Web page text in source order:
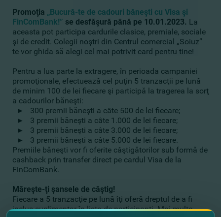
Promoţia „Bucură-te de cadouri băneşti cu Visa şi
FinComBank!” se desfăşură până pe 10.01.2023. La
aceasta pot participa cardurile clasice, premiale, sociale
şi de credit. Colegii noştri din Centrul comercial „Soiuz”
te vor ghida să alegi cel mai potrivit card pentru tine!
Pentru a lua parte la extragere, în perioada campaniei
promoţionale, efectuează cel puţin 5 tranzacţii pe lună
de minim 100 de lei fiecare şi participă la tragerea la sorţ
a cadourilor băneşti:
►
300 premii băneşti a câte 500 de lei fiecare;
►
3 premii băneşti a câte 1.000 de lei fiecare;
►
3 premii băneşti a câte 3.000 de lei fiecare;
►
3 premii băneşti a câte 5.000 de lei fiecare.
Premiile băneşti vor fi oferite câştigătorilor sub formă de
cashback prin transfer direct pe cardul Visa de la
FinComBank.
Măreşte-ţi şansele de câştig!
Fiecare a 5 tranzacţie pe lună îţi oferă dreptul de a fi
inclus suplimentar în lista de participanţi. Mai multe